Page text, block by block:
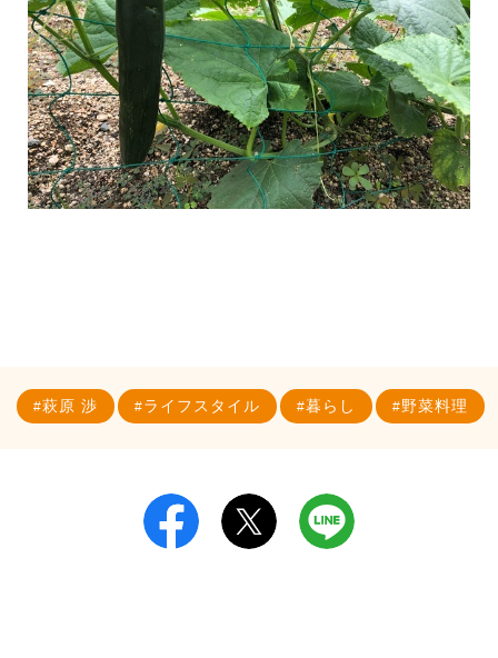
萩原 渉 ライフスタイル 暮らし 野菜料理